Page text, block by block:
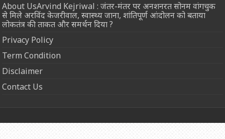
About UsArvind Kejriwal : जंतर-मंतर पर अनशनरत सोनम वांगचुक
से मिले अरविंद केजरीवाल, स्वास्थ्य जाना, शांतिपूर्ण आंदोलन को बताया
लोकतंत्र की ताकत और समर्थन दिया ?
Privacy Policy
Term Condition
Disclaimer
Contact Us